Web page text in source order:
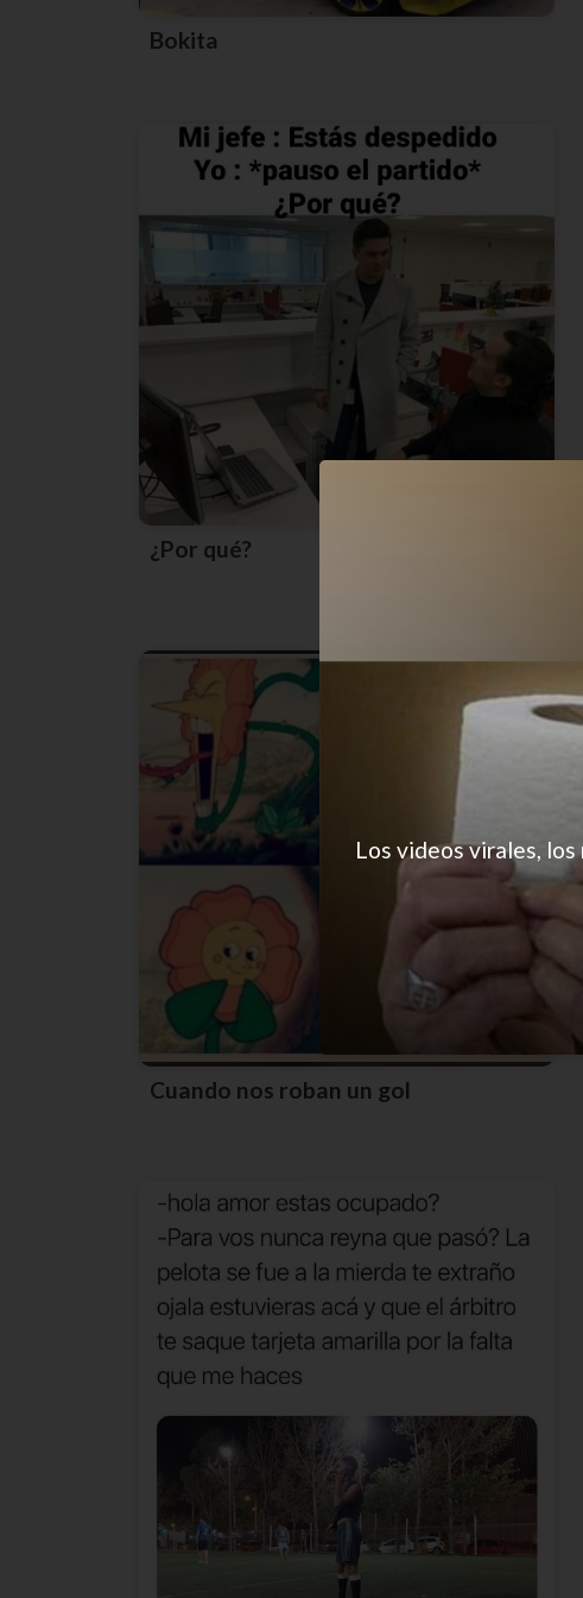
Bokita
¿Por qué?
Cuando nos roban un gol
Los videos virales,